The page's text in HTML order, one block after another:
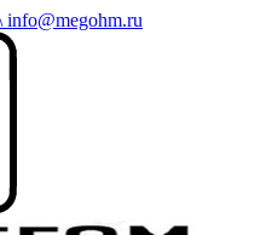
info@megohm.ru